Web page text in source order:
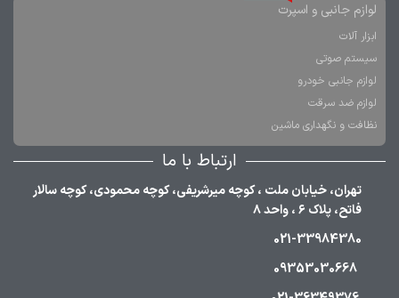
لوازم جانبی و اسپرت
ابزار آلات
سیستم صوتی
لوازم جانبی خودرو
لوازم ضد سرقت
نظافت و نگهداری ماشین
ارتباط با ما
تهران، خیابان ملت ، کوچه میرشریفی، کوچه محمودی، کوچه سالار
فاتح، پلاک ۶ ، واحد ۸
021-33984380
09353030668